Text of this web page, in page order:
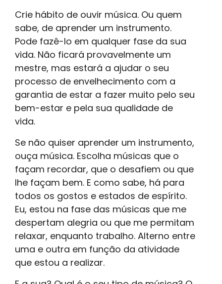
Crie hábito de ouvir música. Ou quem
sabe, de aprender um instrumento.
Pode fazê-lo em qualquer fase da sua
vida. Não ficará provavelmente um
mestre, mas estará a ajudar o seu
processo de envelhecimento com a
garantia de estar a fazer muito pelo seu
bem-estar e pela sua qualidade de
vida.
Se não quiser aprender um instrumento,
ouça música. Escolha músicas que o
façam recordar, que o desafiem ou que
lhe façam bem. E como sabe, há para
todos os gostos e estados de espírito.
Eu, estou na fase das músicas que me
despertam alegria ou que me permitam
relaxar, enquanto trabalho. Alterno entre
uma e outra em função da atividade
que estou a realizar.